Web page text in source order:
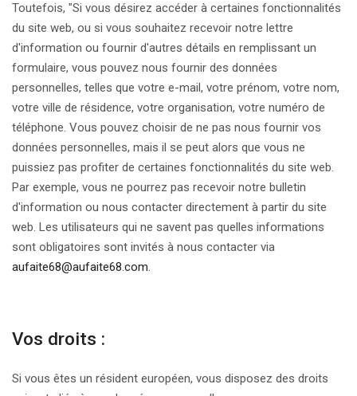
Toutefois, "Si vous désirez accéder à certaines fonctionnalités
du site web, ou si vous souhaitez recevoir notre lettre
d'information ou fournir d'autres détails en remplissant un
formulaire, vous pouvez nous fournir des données
personnelles, telles que votre e-mail, votre prénom, votre nom,
votre ville de résidence, votre organisation, votre numéro de
téléphone. Vous pouvez choisir de ne pas nous fournir vos
données personnelles, mais il se peut alors que vous ne
puissiez pas profiter de certaines fonctionnalités du site web.
Par exemple, vous ne pourrez pas recevoir notre bulletin
d'information ou nous contacter directement à partir du site
web. Les utilisateurs qui ne savent pas quelles informations
sont obligatoires sont invités à nous contacter via
aufaite68@aufaite68.com.
Vos droits :
Si vous êtes un résident européen, vous disposez des droits